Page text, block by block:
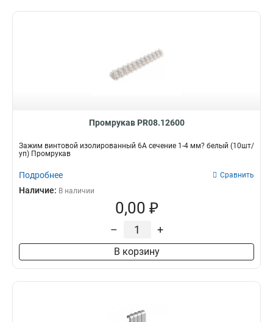
Промрукав PR08.12600
Зажим винтовой изолированный 6А сечение 1-4 мм? белый (10шт/
уп) Промрукав
Подробнее Сравнить
Наличие: В наличии
0,00 ₽
– +
В корзину